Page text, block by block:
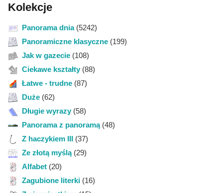
Kolekcje
Panorama dnia(5242)
Panoramiczne klasyczne (199)
Jak w gazecie (108)
Ciekawe kształty (88)
Łatwe - trudne (87)
Duże (62)
Długie wyrazy (58)
Panorama z panoramą(48)
Z haczykiem III (37)
Ze złotą myślą(29)
Alfabet (20)
Zagubione literki (16)